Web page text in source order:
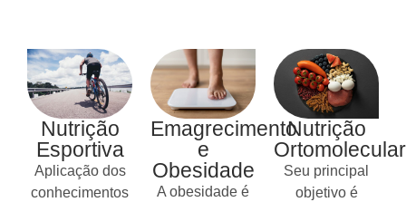
Nutrição
Esportiva
Aplicação dos
conhecimentos
Emagrecimento
e
Obesidade
A obesidade é
Nutrição
Ortomolecular
Seu principal
objetivo é